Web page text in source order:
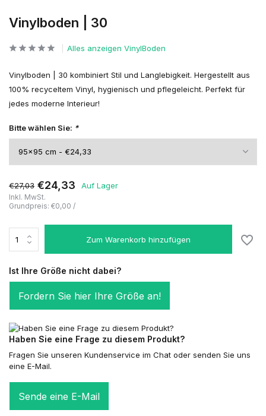
Vinylboden | 30
Alles anzeigen VinylBoden
Vinylboden | 30 kombiniert Stil und Langlebigkeit. Hergestellt aus
100% recyceltem Vinyl, hygienisch und pflegeleicht. Perfekt für
jedes moderne Interieur!
Bitte wählen Sie: *
€27,03 €24,33 Auf Lager
Inkl. MwSt.
Grundpreis: €0,00 /
Zum Warenkorb hinzufügen
Ist Ihre Größe nicht dabei?
Fordern Sie hier Ihre Größe an!
Haben Sie eine Frage zu diesem Produkt?
Fragen Sie unseren Kundenservice im Chat oder senden Sie uns
eine E-Mail.
Sende eine E-Mail